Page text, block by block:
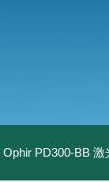
Ophir PD300-BB